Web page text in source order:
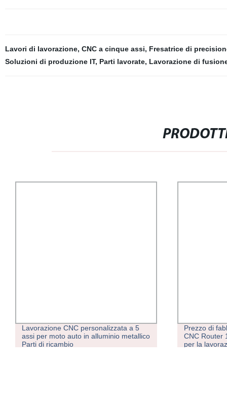
Lavori di lavorazione, CNC a cinque assi, Fresatrice di
Soluzioni di produzione IT, Parti lavorate, Lavorazione di
Lavorazione CNC personalizzata a 5
assi per moto auto in alluminio metallico
Parti di ricambio
Prezzo di
CNC Router
per la